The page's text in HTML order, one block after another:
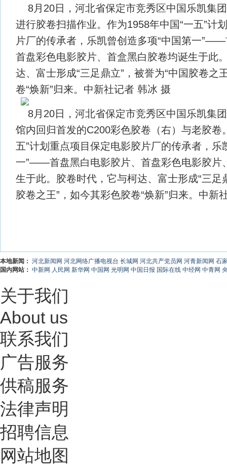
8月20日，河北省保定市竞秀区中国乐凯集
进行胶卷扫描作业。作为1958年中国“一五”计
片厂的传承者，乐凯曾创造多项“中国第一
首盘彩色电影胶片、首盒黑白胶卷均诞生于此
达、富士形成“三足鼎立”，被誉为“中国胶卷之
卷“焕新”归来。中新社记者 韩冰 摄
8月20日，河北省保定市竞秀区中国乐凯集
馆内回归首发的C200彩色胶卷（右）与老胶卷
五”计划重点项目保定电影胶片厂的传承者，乐
一”——首盘黑白电影胶片、首盘彩色电影胶片
生于此。胶卷时代，它与柯达、富士形成“三足
胶卷之王”，如今其彩色胶卷“焕新”归来。中新
本地新闻： 河北新闻网 河北网络广播电视台 长城网 河北共产党员网 河青新闻网 石
国内网站： 中新网 人民网 新华网 中国网 光明网 中国日报 国际在线 中经网 中青网
关于我们
About us
联系我们
广告服务
供稿服务
法律声明
招聘信息
网站地图